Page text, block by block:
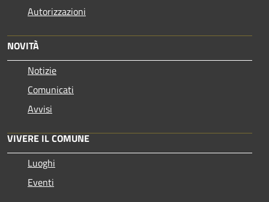
Autorizzazioni
NOVITÀ
Notizie
Comunicati
Avvisi
VIVERE IL COMUNE
Luoghi
Eventi